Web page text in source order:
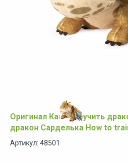
Оригинал Как приручить
дракон Сарделька How to
Артикул: 48501